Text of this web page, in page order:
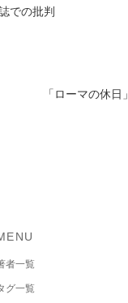
での批判
「ローマの休
者一覧
グ一覧